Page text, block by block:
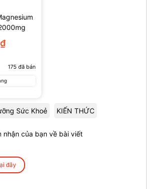
175 đã bán
Sức Khoẻ KIẾN THỨC
nhận của bạn về bài viết
đây